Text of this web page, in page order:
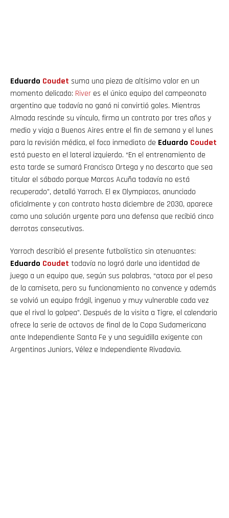
Eduardo Coudet suma una pieza de altísimo valor en un
momento delicado: River es el único equipo del campeonato
argentino que todavía no ganó ni convirtió goles. Mientras
Almada rescinde su vínculo, firma un contrato por tres años y
medio y viaja a Buenos Aires entre el fin de semana y el lunes
para la revisión médica, el foco inmediato de Eduardo Coudet
está puesto en el lateral izquierdo. “En el entrenamiento de
esta tarde se sumará Francisco Ortega y no descarto que sea
titular el sábado porque Marcos Acuña todavía no está
recuperado”, detalló Yarroch. El ex Olympiacos, anunciado
oficialmente y con contrato hasta diciembre de 2030, aparece
como una solución urgente para una defensa que recibió cinco
derrotas consecutivas.
Yarroch describió el presente futbolístico sin atenuantes:
Eduardo Coudet todavía no logró darle una identidad de
juego a un equipo que, según sus palabras, “ataca por el peso
de la camiseta, pero su funcionamiento no convence y además
se volvió un equipo frágil, ingenuo y muy vulnerable cada vez
que el rival lo golpea”. Después de la visita a Tigre, el calendario
ofrece la serie de octavos de final de la Copa Sudamericana
ante Independiente Santa Fe y una seguidilla exigente con
Argentinos Juniors, Vélez e Independiente Rivadavia.